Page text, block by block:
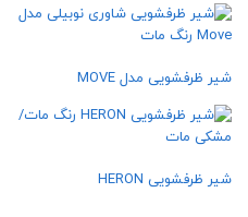
شیر ظرفشویی مدل MOVE
شیر ظرفشویی HERON